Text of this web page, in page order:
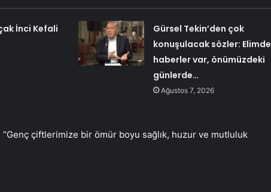
İnci Kefali
Gürsel Tekin’den çok
konuşulacak sözler: Elimde
haberler var, önümüzdeki
günlerde…
Ağustos 7, 2026
“Genç çiftlerimize bir ömür boyu sağlık, huzur ve mutluluk